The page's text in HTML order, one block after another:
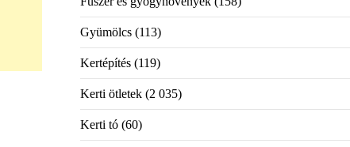
Gyümölcs(113)
Kertépítés(119)
Kerti ötletek(2 035)
Kerti tó(60)